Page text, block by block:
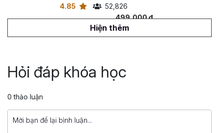
4.85
52,826
499,000 đ
799,000 đ
Tổng số 14 giờ
142 bài giảng
799,000 đ
Hiện thêm
Hỏi đáp khóa học
0 thảo luận